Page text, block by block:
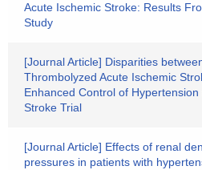
Acute Ischemic Stroke: Results
Study
[Journal Article] Disparities
Thrombolyzed Acute Ischemic
Enhanced Control of
Stroke Trial
[Journal Article] Effects of renal
pressures in patients with